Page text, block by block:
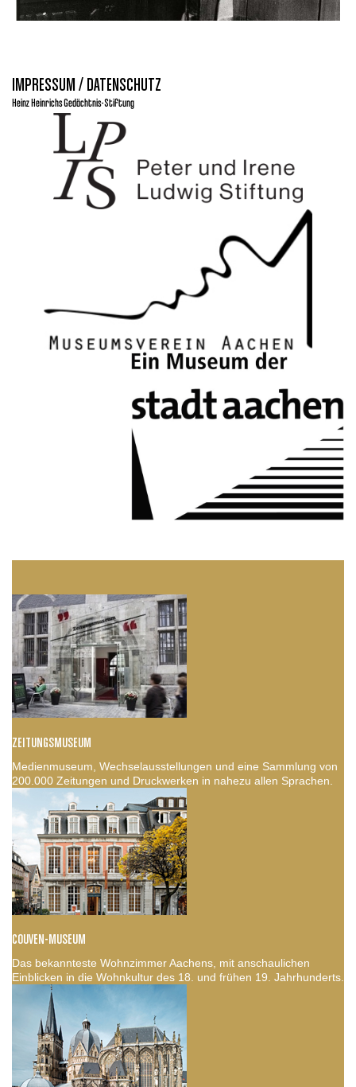
IMPRESSUM / DATENSCHUTZ
Heinz Heinrichs Gedächtnis-Stiftung
ZEITUNGSMUSEUM
Medienmuseum, Wechselausstellungen und eine Sammlung von
200.000 Zeitungen und Druckwerken in nahezu allen Sprachen.
COUVEN-MUSEUM
Das bekannteste Wohnzimmer Aachens, mit anschaulichen
Einblicken in die Wohnkultur des 18. und frühen 19. Jahrhunderts.